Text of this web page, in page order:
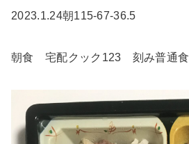
2023.1.24朝115-67-36.5
朝食 宅配クック123 刻み普通食